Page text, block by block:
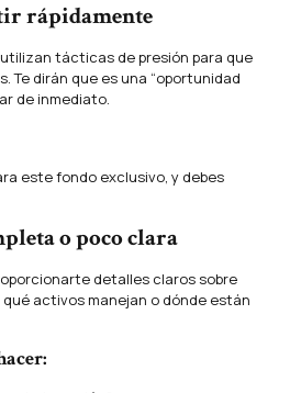
rápidamente
tácticas de presión para que
Te dirán que es una “oportunidad
de inmediato.
este fondo exclusivo, y debes
o poco clara
detalles claros sobre
activos manejan o dónde están